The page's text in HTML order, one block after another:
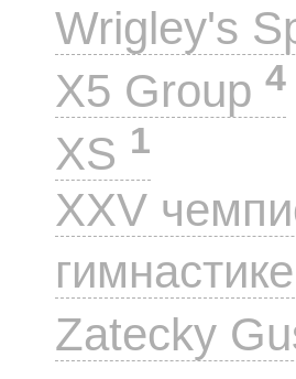
Wrigley's
X5 Group 4
XS 1
XXV
гимнастике
Zatecky